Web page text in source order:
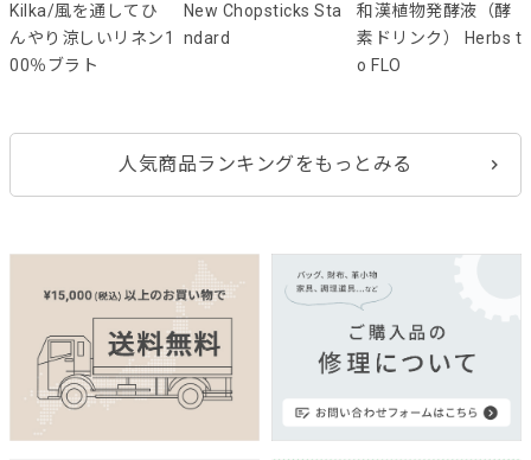
Kilka/風を通してひ
んやり涼しいリネン1
00％ブラト
New Chopsticks Sta
ndard
和漢植物発酵液（酵
素ドリンク） Herbs t
o FLO
人気商品ランキングをもっとみる